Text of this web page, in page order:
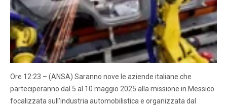
Ore 12:23 – (ANSA) Saranno nove le aziende italiane che
parteciperanno dal 5 al 10 maggio 2025 alla missione in Messico
focalizzata sull’industria automobilistica e organizzata dal